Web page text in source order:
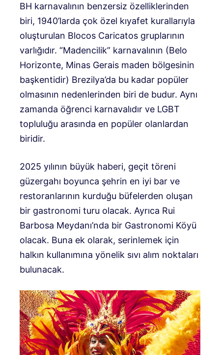
BH karnavalının benzersiz özelliklerinden
biri, 1940’larda çok özel kıyafet kurallarıyla
oluşturulan Blocos Caricatos gruplarının
varlığıdır. “Madencilik” karnavalının (Belo
Horizonte, Minas Gerais maden bölgesinin
başkentidir) Brezilya’da bu kadar popüler
olmasının nedenlerinden biri de budur. Aynı
zamanda öğrenci karnavalıdır ve LGBT
topluluğu arasında en popüler olanlardan
biridir.
2025 yılının büyük haberi, geçit töreni
güzergahı boyunca şehrin en iyi bar ve
restoranlarının kurduğu büfelerden oluşan
bir gastronomi turu olacak. Ayrıca Rui
Barbosa Meydanı’nda bir Gastronomi Köyü
olacak. Buna ek olarak, serinlemek için
halkın kullanımına yönelik sıvı alım noktaları
bulunacak.